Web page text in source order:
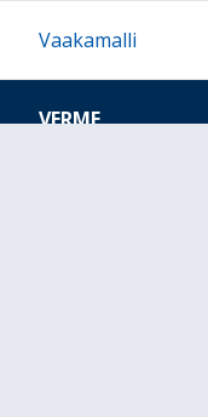
Vaakamalli
VERME